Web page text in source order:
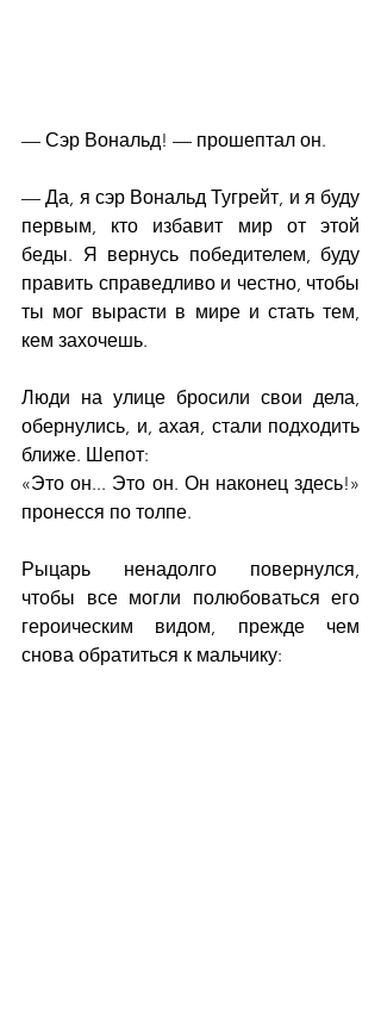
— Сэр Вональд! — прошептал он.
— Да, я сэр Вональд Тугрейт, и я буду
первым, кто избавит мир от этой
беды. Я вернусь победителем, буду
править справедливо и честно, чтобы
ты мог вырасти в мире и стать тем,
кем захочешь.
Люди на улице бросили свои дела,
обернулись, и, ахая, стали подходить
ближе. Шепот:
«Это он... Это он. Он наконец здесь!»
пронесся по толпе.
Рыцарь ненадолго повернулся,
чтобы все могли полюбоваться его
героическим видом, прежде чем
снова обратиться к мальчику: